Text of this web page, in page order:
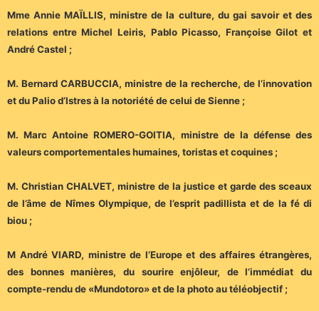
Mme Annie MAÏLLIS, ministre de la culture, du gai savoir et des
relations entre Michel Leiris, Pablo Picasso, Françoise Gilot et
André Castel ;
M. Bernard CARBUCCIA, ministre de la recherche, de l’innovation
et du Palio d’Istres à la notoriété de celui de Sienne ;
M. Marc Antoine ROMERO-GOITIA, ministre de la défense des
valeurs comportementales humaines, toristas et coquines ;
M. Christian CHALVET, ministre de la justice et garde des sceaux
de l’âme de Nîmes Olympique, de l’esprit padillista et de la fé di
biou ;
M André VIARD, ministre de l’Europe et des affaires étrangères,
des bonnes manières, du sourire enjôleur, de l’immédiat du
compte-rendu de «Mundotoro» et de la photo au téléobjectif ;